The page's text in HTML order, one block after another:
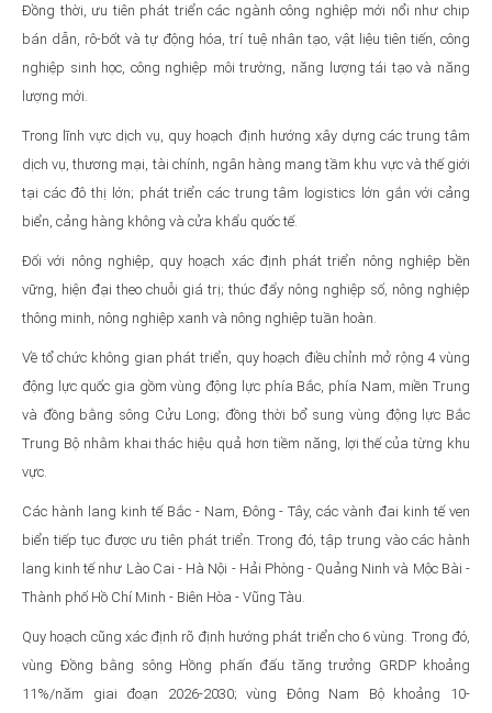
Đồng thời, ưu tiên phát triển các ngành công nghiệp mới nổi như chip
bán dẫn, rô-bốt và tự động hóa, trí tuệ nhân tạo, vật liệu tiên tiến, công
nghiệp sinh học, công nghiệp môi trường, năng lượng tái tạo và năng
lượng mới.
Trong lĩnh vực dịch vụ, quy hoạch định hướng xây dựng các trung tâm
dịch vụ, thương mại, tài chính, ngân hàng mang tầm khu vực và thế giới
tại các đô thị lớn; phát triển các trung tâm logistics lớn gắn với cảng
biển, cảng hàng không và cửa khẩu quốc tế.
Đối với nông nghiệp, quy hoạch xác định phát triển nông nghiệp bền
vững, hiện đại theo chuỗi giá trị; thúc đẩy nông nghiệp số, nông nghiệp
thông minh, nông nghiệp xanh và nông nghiệp tuần hoàn.
Về tổ chức không gian phát triển, quy hoạch điều chỉnh mở rộng 4 vùng
động lực quốc gia gồm vùng động lực phía Bắc, phía Nam, miền Trung
và đồng bằng sông Cửu Long; đồng thời bổ sung vùng động lực Bắc
Trung Bộ nhằm khai thác hiệu quả hơn tiềm năng, lợi thế của từng khu
vực.
Các hành lang kinh tế Bắc - Nam, Đông - Tây, các vành đai kinh tế ven
biển tiếp tục được ưu tiên phát triển. Trong đó, tập trung vào các hành
lang kinh tế như Lào Cai - Hà Nội - Hải Phòng - Quảng Ninh và Mộc Bài -
Thành phố Hồ Chí Minh - Biên Hòa - Vũng Tàu.
Quy hoạch cũng xác định rõ định hướng phát triển cho 6 vùng. Trong đó,
vùng Đồng bằng sông Hồng phấn đấu tăng trưởng GRDP khoảng
11%/năm giai đoạn 2026-2030; vùng Đông Nam Bộ khoảng 10-